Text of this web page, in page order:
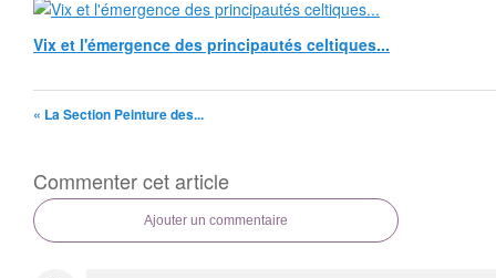
Vix et l'émergence des principautés celtiques...
« La Section Peinture des...
Commenter cet article
Ajouter un commentaire